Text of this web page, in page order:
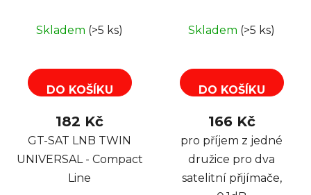
Skladem (>5 ks)
DO KOŠÍKU
182 Kč
GT-SAT LNB TWIN
UNIVERSAL - Compact
Line
Skladem (>5 ks)
DO KOŠÍKU
166 Kč
pro příjem z jedné
družice pro dva
satelitní přijímače,